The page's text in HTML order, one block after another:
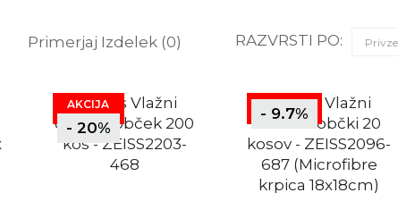
Primerjaj Izdelek (0) RAZVRSTI PO:
AKCIJA
- 20%
- 9.7%